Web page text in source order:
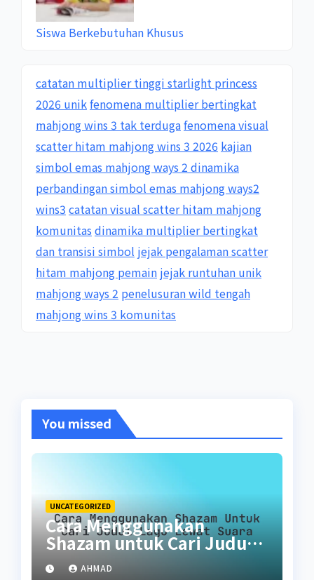
Siswa Berkebutuhan Khusus
catatan multiplier tinggi starlight princess
2026 unikfenomena multiplier bertingkat
mahjong wins 3 tak terdugafenomena visual
scatter hitam mahjong wins 3 2026 kajian
simbol emas mahjong ways 2 dinamika
perbandingan simbol emas mahjong ways2
wins3 catatan visual scatter hitam mahjong
komunitas dinamika multiplier bertingkat
dan transisi simbol jejak pengalaman scatter
hitam mahjong pemain jejak runtuhan unik
mahjong ways 2 penelusuran wild tengah
mahjong wins 3 komunitas
You missed
UNCATEGORIZED
Cara Menggunakan
Shazam untuk Cari Judul
Lagu Lewat Suara
AHMAD